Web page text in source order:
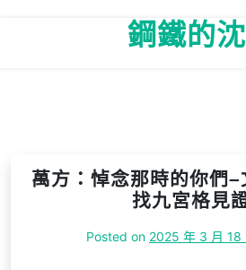
鋼鐵的
萬方：悼念那時的你們
找九宮格見
Posted on 2025 年 3 月 18